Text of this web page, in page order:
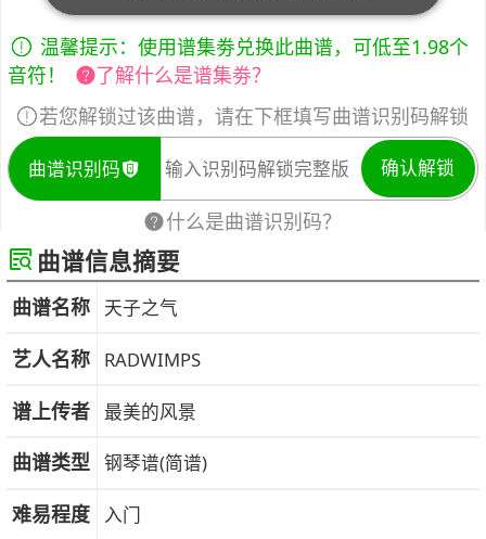
温馨提示：使用谱集劵兑换此曲谱，可低至1.98个
音符！
了解什么是谱集劵？
若您解锁过该曲谱，请在下框填写曲谱识别码解锁
曲谱识别码 确认解锁
什么是曲谱识别码？
曲谱信息摘要
曲谱名称 天子之气
艺人名称 RADWIMPS
谱上传者 最美的风景
曲谱类型 钢琴谱(简谱)
难易程度 入门